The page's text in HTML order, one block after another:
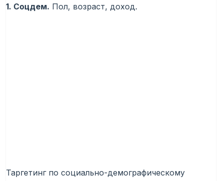
1. Соцдем. Пол, возраст, доход.
Таргетинг по социально-демографическому